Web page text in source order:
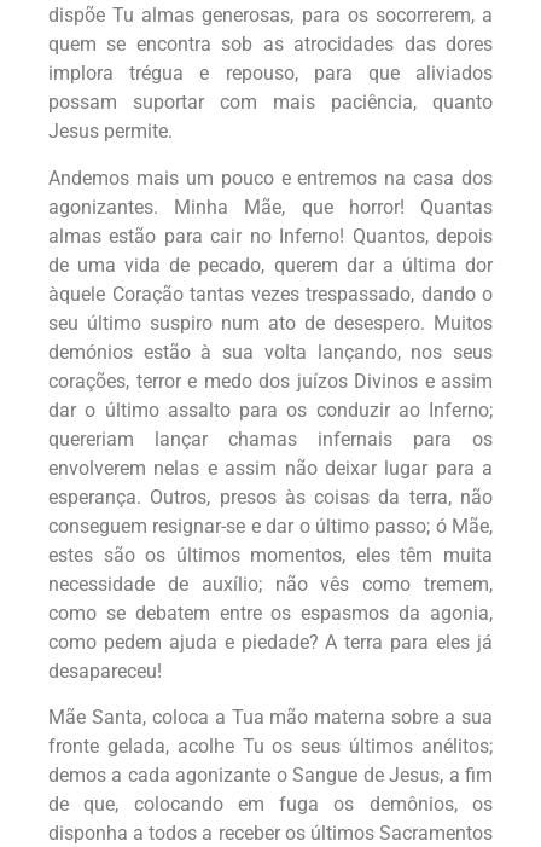
dispõe Tu almas generosas, para os socorrerem, a
quem se encontra sob as atrocidades das dores
implora trégua e repouso, para que aliviados
possam suportar com mais paciência, quanto
Jesus permite.
Andemos mais um pouco e entremos na casa dos
agonizantes. Minha Mãe, que horror! Quantas
almas estão para cair no Inferno! Quantos, depois
de uma vida de pecado, querem dar a última dor
àquele Coração tantas vezes trespassado, dando o
seu último suspiro num ato de desespero. Muitos
demónios estão à sua volta lançando, nos seus
corações, terror e medo dos juízos Divinos e assim
dar o último assalto para os conduzir ao Inferno;
quereriam lançar chamas infernais para os
envolverem nelas e assim não deixar lugar para a
esperança. Outros, presos às coisas da terra, não
conseguem resignar-se e dar o último passo; ó Mãe,
estes são os últimos momentos, eles têm muita
necessidade de auxílio; não vês como tremem,
como se debatem entre os espasmos da agonia,
como pedem ajuda e piedade? A terra para eles já
desapareceu!
Mãe Santa, coloca a Tua mão materna sobre a sua
fronte gelada, acolhe Tu os seus últimos anélitos;
demos a cada agonizante o Sangue de Jesus, a fim
de que, colocando em fuga os demônios, os
disponha a todos a receber os últimos Sacramentos